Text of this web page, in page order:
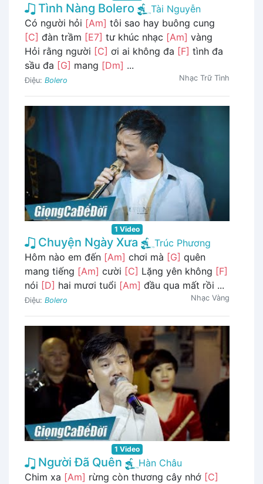
Tình Nàng Bolero
Tài Nguyễn
Có người hỏi [Am] tôi sao hay buông cung
[C] đàn trầm [E7] tư khúc nhạc [Am] vàng
Hỏi rằng người [C] ơi ai không đa [F] tình đa
sầu đa [G] mang [Dm] ...
Điệu: Bolero Nhạc Trữ Tình
1 Video
Chuyện Ngày Xưa
Trúc Phương
Hôm nào em đến [Am] chơi mà [G] quên
mang tiếng [Am] cười [C] Lặng yên không [F]
nói [D] hai mươi tuổi [Am] đầu qua mất rồi ...
Điệu: Bolero Nhạc Vàng
1 Video
Người Đã Quên
Hàn Châu
Chim xa [Am] rừng còn thương cây nhớ [C]